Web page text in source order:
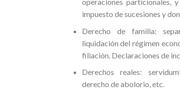
impuesto de sucesiones y
Derecho de familia:
liquidación del régimen
filiación. Declaraciones de
Derechos reales:
derecho de abolorio, etc.